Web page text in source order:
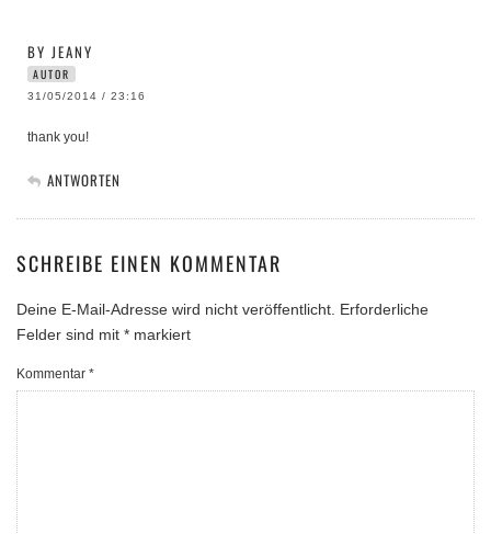
BY JEANY
AUTOR
31/05/2014 / 23:16
thank you!
ANTWORTEN
SCHREIBE EINEN KOMMENTAR
Deine E-Mail-Adresse wird nicht veröffentlicht. Erforderliche
Felder sind mit * markiert
Kommentar *